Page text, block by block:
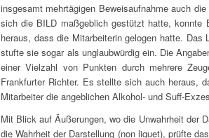
insgesamt mehrtägigen Beweisaufnahme auch
sich die BILD maßgeblich gestützt hatte,
heraus, dass die Mitarbeiterin gelogen hatte.
stufte sie sogar als unglaubwürdig ein. Die
einer Vielzahl von Punkten durch mehrere
Frankfurter Richter. Es stellte sich auch heraus,
Mitarbeiter die angeblichen Alkohol- und Suff-
Mit Blick auf Äußerungen, wo die Unwahrheit der
die Wahrheit der Darstellung (non liquet), prüfte